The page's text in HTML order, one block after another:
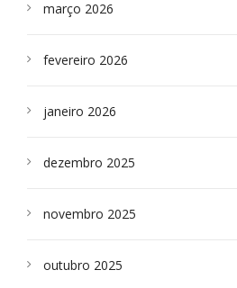
março 2026
fevereiro 2026
janeiro 2026
dezembro 2025
novembro 2025
outubro 2025